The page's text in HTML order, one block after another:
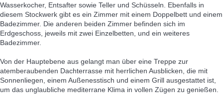
Wasserkocher, Entsafter sowie Teller und Schüsseln. Ebenfalls in
diesem Stockwerk gibt es ein Zimmer mit einem Doppelbett und einem
Badezimmer. Die anderen beiden Zimmer befinden sich im
Erdgeschoss, jeweils mit zwei Einzelbetten, und ein weiteres
Badezimmer.
Von der Hauptebene aus gelangt man über eine Treppe zur
atemberaubenden Dachterrasse mit herrlichen Ausblicken, die mit
Sonnenliegen, einem Außenesstisch und einem Grill ausgestattet ist,
um das unglaubliche mediterrane Klima in vollen Zügen zu genießen.